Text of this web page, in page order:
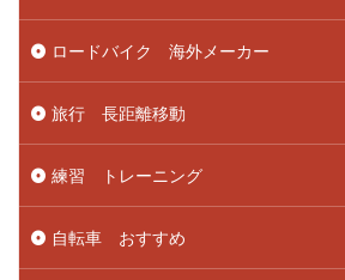
ロードバイク 海外メーカー
旅行 長距離移動
練習 トレーニング
自転車 おすすめ